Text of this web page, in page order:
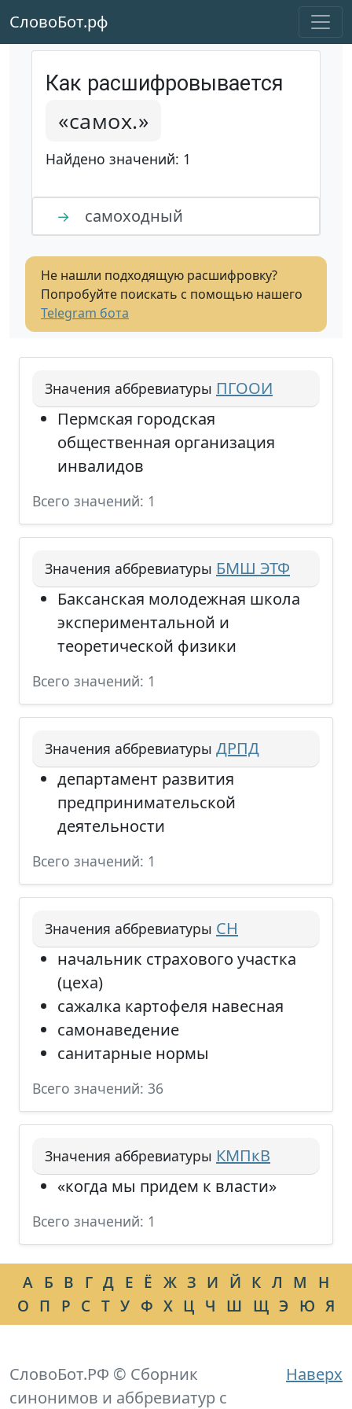
СловоБот.рф
Как расшифровывается
«самох.»
Найдено значений: 1
→ самоходный
Не нашли подходящую расшифровку?
Попробуйте поискать с помощью нашего
Telegram бота
Значения аббревиатуры ПГООИ
Пермская городская
общественная организация
инвалидов
Всего значений: 1
Значения аббревиатуры БМШ ЭТФ
Баксанская молодежная школа
экспериментальной и
теоретической физики
Всего значений: 1
Значения аббревиатуры ДРПД
департамент развития
предпринимательской
деятельности
Всего значений: 1
Значения аббревиатуры СН
начальник страхового участка
(цеха)
сажалка картофеля навесная
самонаведение
санитарные нормы
Всего значений: 36
Значения аббревиатуры КМПкВ
«когда мы придем к власти»
Всего значений: 1
А Б В Г Д Е Ё Ж З И Й К Л М
Н
О П Р С Т У Ф Х Ц Ч Ш Щ Э Ю Я
Наверх
СловоБот.РФ © Сборник
синонимов и аббревиатур с